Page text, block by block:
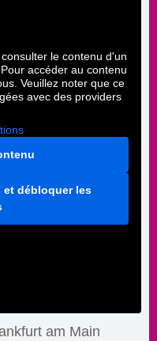
le contenu d'un
accéder au contenu
Veuillez noter que ce
avec des providers
et débloquer les
am Main